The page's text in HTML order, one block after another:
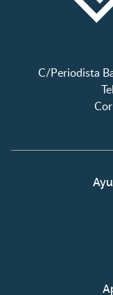
C/Periodista